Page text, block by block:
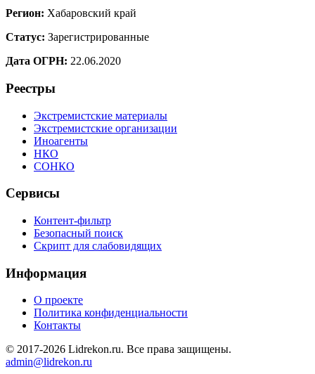
Регион: Хабаровский край
Статус: Зарегистрированные
Дата ОГРН: 22.06.2020
Реестры
Экстремистские материалы
Экстремистские организации
Иноагенты
НКО
СОНКО
Сервисы
Контент-фильтр
Безопасный поиск
Скрипт для слабовидящих
Информация
О проекте
Политика конфиденциальности
Контакты
© 2017-2026 Lidrekon.ru. Все права защищены.
admin@lidrekon.ru